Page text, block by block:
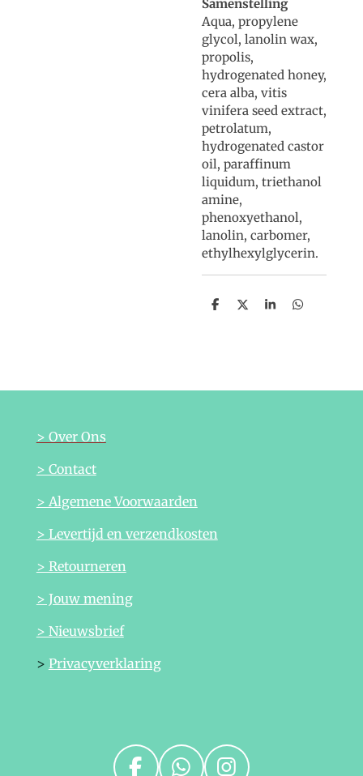
Samenstelling
Aqua, propylene
glycol, lanolin wax,
propolis,
hydrogenated honey,
cera alba, vitis
vinifera seed extract,
petrolatum,
hydrogenated castor
oil, paraffinum
liquidum, triethanol
amine,
phenoxyethanol,
lanolin, carbomer,
ethylhexylglycerin.
D
D
S
D
> Over Ons
> Contact
> Algemene Voorwaarden
> Levertijd en verzendkosten
> Retourneren
> Jouw mening
> Nieuwsbrief
> Privacyverklaring